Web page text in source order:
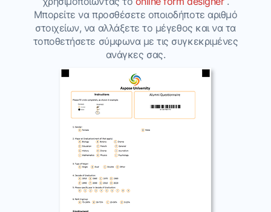
Μπορείτε να προσθέσετε οποιοδήποτε αριθμό
στοιχείων, να αλλάξετε το μέγεθος και να τα
τοποθετήσετε σύμφωνα με τις συγκεκριμένες
ανάγκες σας.